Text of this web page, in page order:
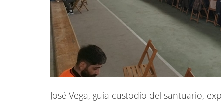
José Vega, guía custodio del santuario,